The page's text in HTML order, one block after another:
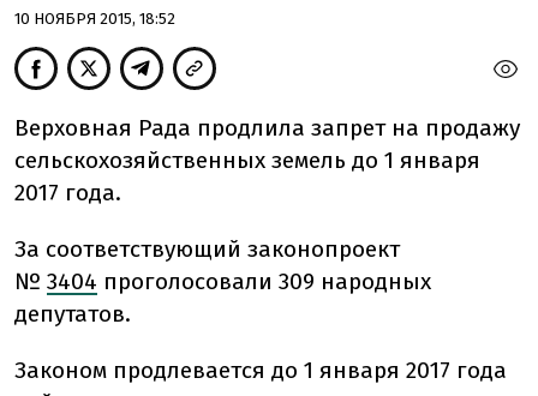
10 НОЯБРЯ 2015, 18:52
Верховная Рада продлила запрет на продажу
сельскохозяйственных земель до 1 января
2017 года.
За соответствующий законопроект
№ 3404 проголосовали 309 народных
депутатов.
Законом продлевается до 1 января 2017 года